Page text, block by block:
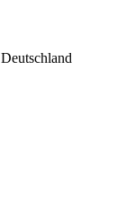
Deutschland